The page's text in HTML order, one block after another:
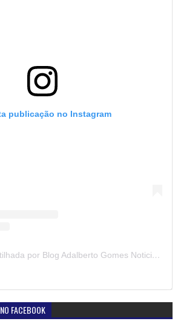
publicação no Instagram
Uma publicação partilhada por Blog Adalberto Gomes Noticias (@blogadalbertogomesnoticiass)
FACEBOOK